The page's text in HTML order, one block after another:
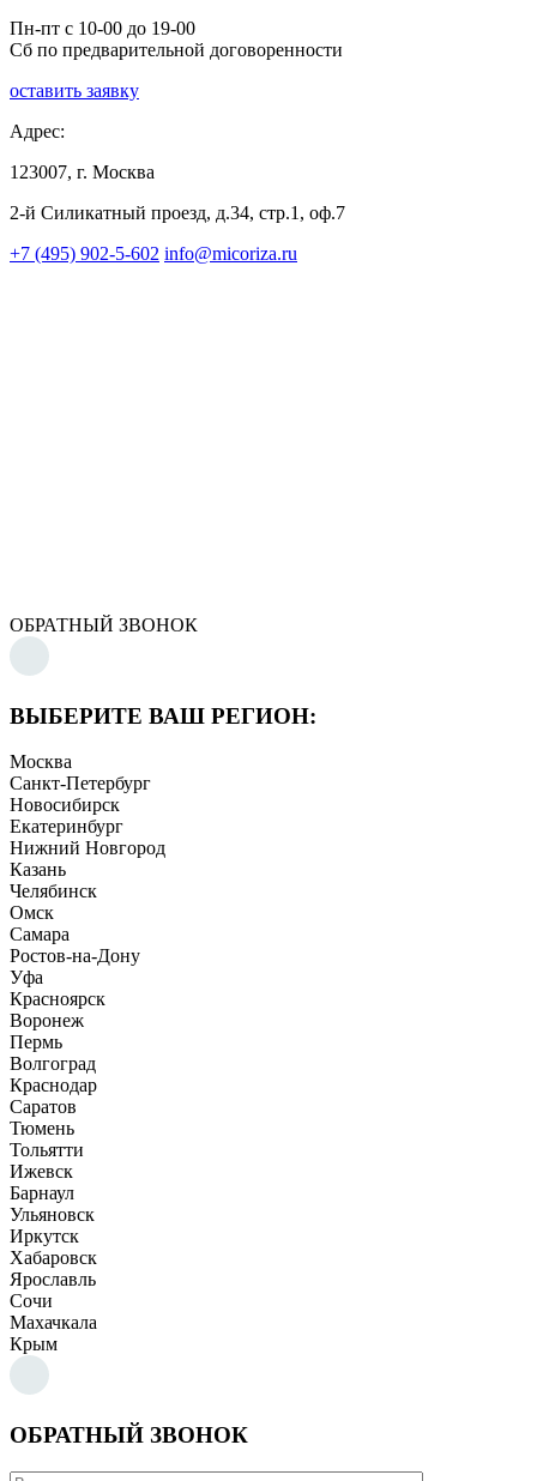
Пн-пт с 10-00 до 19-00
Сб по предварительной договоренности
оставить заявку
Адрес:
123007, г. Москва
2-й Силикатный проезд, д.34, стр.1, оф.7
+7 (495) 902-5-602 info@micoriza.ru
ОБРАТНЫЙ ЗВОНОК
ВЫБЕРИТЕ ВАШ РЕГИОН:
Москва
Санкт-Петербург
Новосибирск
Екатеринбург
Нижний Новгород
Казань
Челябинск
Омск
Самара
Ростов-на-Дону
Уфа
Красноярск
Воронеж
Пермь
Волгоград
Краснодар
Саратов
Тюмень
Тольятти
Ижевск
Барнаул
Ульяновск
Иркутск
Хабаровск
Ярославль
Сочи
Махачкала
Крым
ОБРАТНЫЙ ЗВОНОК